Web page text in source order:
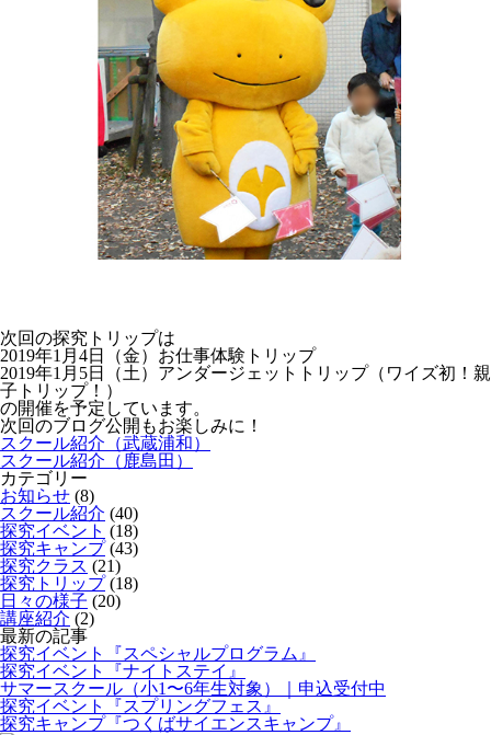
次回の探究トリップは
2019年1月4日（金）お仕事体験トリップ
2019年1月5日（土）アンダージェットトリップ（ワイズ初！親
子トリップ！）
の開催を予定しています。
次回のブログ公開もお楽しみに！
スクール紹介（武蔵浦和）
スクール紹介（鹿島田）
カテゴリー
お知らせ (8)
スクール紹介 (40)
探究イベント (18)
探究キャンプ(43)
探究クラス (21)
探究トリップ(18)
日々の様子 (20)
講座紹介 (2)
最新の記事
探究イベント『スペシャルプログラム』
探究イベント『ナイトステイ』
サマースクール（小1〜6年生対象）｜申込受付中
探究イベント『スプリングフェス』
探究キャンプ『つくばサイエンスキャンプ』